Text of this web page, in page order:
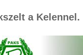
a Kelennel.